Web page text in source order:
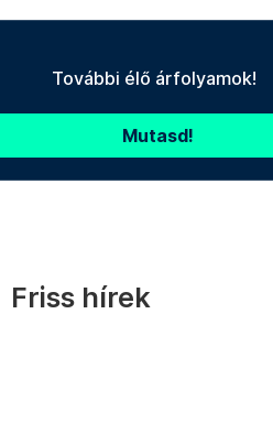
További élő árfolyamok!
Mutasd!
Friss hírek